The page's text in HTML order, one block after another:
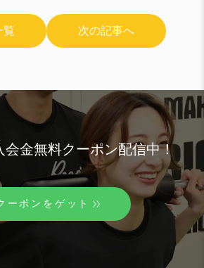
覧 次の記事へ
会金無料クーポン配信中！
ーポンをゲット